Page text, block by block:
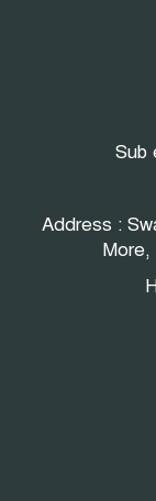
Sub
Address :